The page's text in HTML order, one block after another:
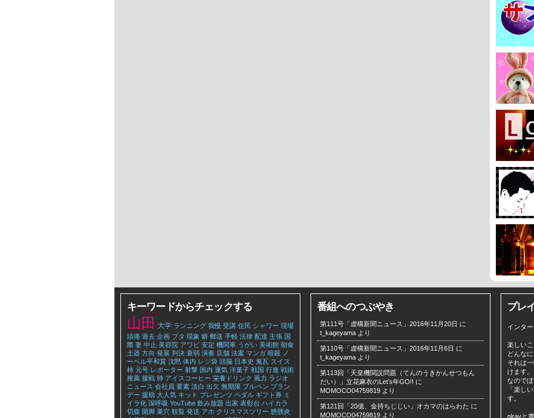
キーワードからチェックする
山田 大学 ランニング 我慢 受講 住民 シャワー 現場
頭痛 過去 企画 ブタ 現象 癖 郵送 手軽 法律 配達 主張 国
際 妻 中止 美容院 アワビ 安定 機関車 うがい 美術館 朝食
土器 方向 発展 判決 衰弱 演奏 店舗 法案 マンガ 暗殺 ノ
ーベル平和賞 沈黙 体内 レジ袋 頭脳 日本史 鬼瓦 スイス
柿 元号 レポーター 射撃 国内 運気 洋菓子 戦国 行進 戦術
推薦 接戦 肺 アイスコーヒー 栄養ドリンク 風力 ラジオ
ニュース 会社員 要素 淡白 出欠 無期限 ブルペン ブラン
デー 援助 大人気 キット プレゼンツ ペダル ギフト券 ミ
イラ化 深呼吸 YouTube 飲み放題 出家 表彰台 ハイカラ
切腹 開脚 巣穴 観覧 発送 アホ クリスマスツリー 膀胱炎
番組へのつぶやき
第111号「虚構新聞ニュース」2016年11月20日 に
t_kageyama より
第110号「虚構新聞ニュース」2016年11月6日 に
t_kageyama より
第113回「天皇機関説問題（てんのうきかんせつもん
だい）」立花麻衣のLet’s年GO!! に
MOMOCO04759819 より
第121回「20億、金持ちじじい」オカマのはらわた に
MOMOCO04759819 より
プレ
インタ
楽しい
どんな
それは
けます。
なので
「楽し
す。
plrayと